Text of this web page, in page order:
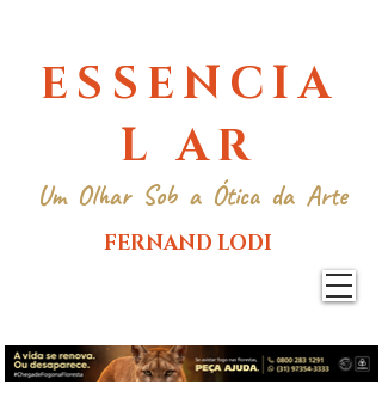
ESSENCIA
L AR
Um Olhar Sob a Ótica da Arte
FERNAND LODI